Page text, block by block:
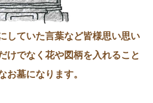
していた言葉など皆様思い思い
けでなく花や図柄を入れること
お墓になります。